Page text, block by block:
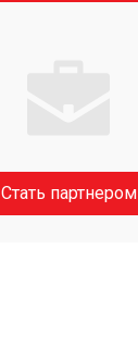
Стать партнером